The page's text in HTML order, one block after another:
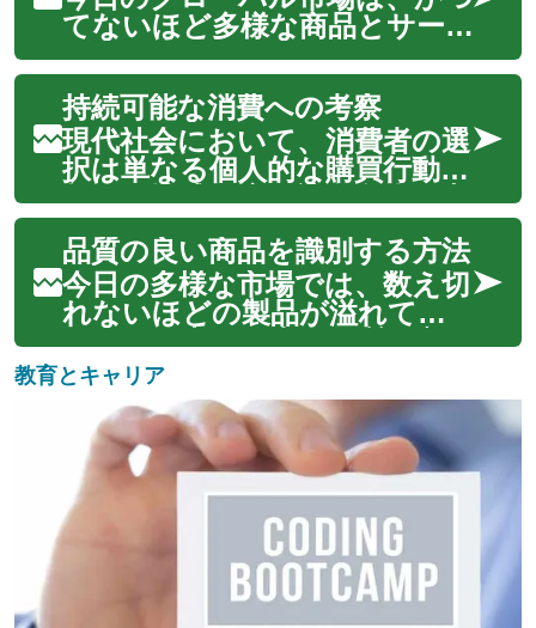
消費者に提供しています。テク
ノロジーの進化とライフスタ
イルの変化に伴い、...
てないほど多様な商品とサー
ビスを私たちにもたらしてい
ます。インターネットの普及
により、世界中のあらゆる場所
から製品を比較検討し、購入す
ることが可能になりました。
しかし、この広大な選択肢は、
同時に賢明な判断と...
持続可能な消費への考察
現代社会において、消費者の選
択は単なる個人的な購買行動を
超え、地球環境や社会全体に大
きな影響を与えるようになっ
ています。持続可能な消費と
は、将来の世代のニーズを満た
す能力を損なうことなく、現在
の世代のニーズを満たす消費パ
ターンを指しま...
品質の良い商品を識別する方法
今日の多様な市場では、数え切
れないほどの製品が溢れてお
り、その中から真に品質の良い
ものを見極めることは、消費者
にとって重要な課題となって
います。オンラインショッピ
ングの普及により、物理的に商
品を手に取って確認する機会が
減ったことも、こ...
教育とキャリア